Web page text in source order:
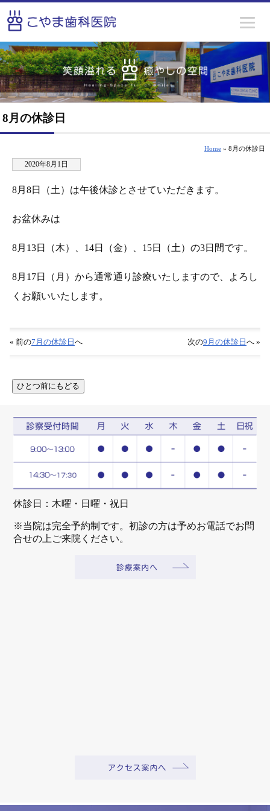
8月の休診日
Home » 8月の休診日
2020年8月1日
8月8日（土）は午後休診とさせていただきます。
お盆休みは
8月13日（木）、14日（金）、15日（土）の3日間です。
8月17日（月）から通常通り診療いたしますので、よろし
くお願いいたします。
« 前の7月の休診日 へ 次の9月の休診日 へ »
休診日：木曜・日曜・祝日
※当院は完全予約制です。初診の方は予めお電話でお問
合せの上ご来院ください。